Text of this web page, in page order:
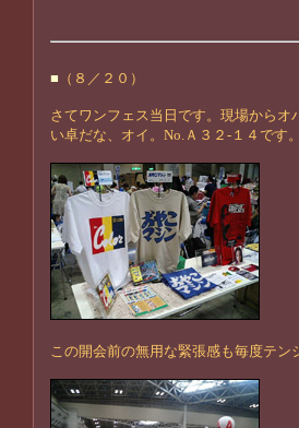
■ （８／２０）
さてワンフェス当日です。現場から
い卓だな、オイ。No.Ａ３２-１４です
この開会前の無用な緊張感も毎度テン